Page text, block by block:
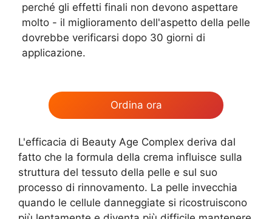
perché gli effetti finali non devono aspettare
molto - il miglioramento dell'aspetto della pelle
dovrebbe verificarsi dopo 30 giorni di
applicazione.
Ordina ora
L'efficacia di Beauty Age Сomplex deriva dal
fatto che la formula della crema influisce sulla
struttura del tessuto della pelle e sul suo
processo di rinnovamento. La pelle invecchia
quando le cellule danneggiate si ricostruiscono